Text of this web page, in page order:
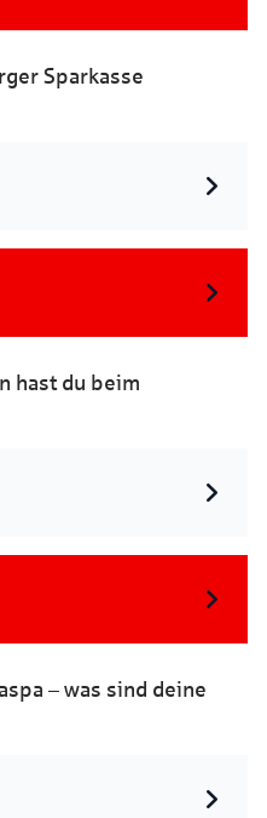
Sparkasse
hast du beim
– was sind deine